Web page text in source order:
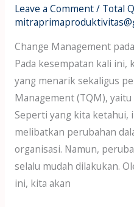
Leave a Comment/ Total
Change Management
Pada kesempatan kali ini,
yang menarik sekaligus
Management (TQM),
Seperti yang kita ketahui,
melibatkan perubahan
organisasi. Namun,
selalu mudah dilakukan.
ini, kita akan